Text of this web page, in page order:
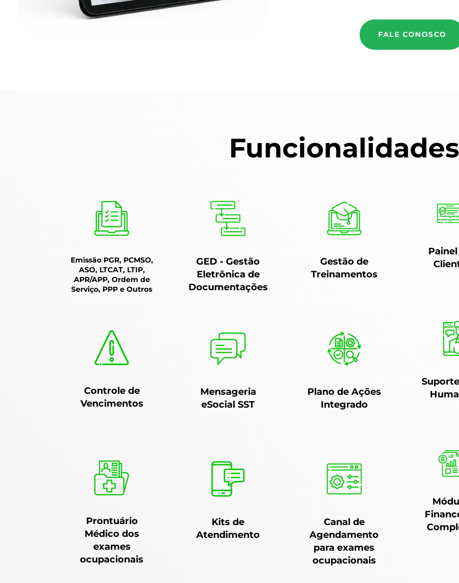
FALE CONOSCO
Funcionalidades
Emissão PGR, PCMSO,
ASO, LTCAT, LTIP,
APR/APP, Ordem de
Serviço, PPP e Outros
Controle de
Vencimentos
Prontuário
Médico dos
exames
ocupacionais
GED - Gestão
Eletrônica de
Documentações
Mensageria
eSocial SST
Kits de
Atendimento
Gestão de
Treinamentos
Plano de Ações
Integrado
Canal de
Agendamento
para exames
ocupacionais